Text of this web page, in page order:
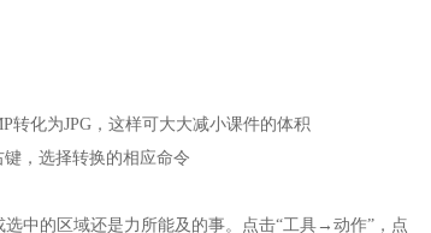
转化为JPG，这样可大大减小课件的体积
，选择转换的相应命令
选中的区域还是力所能及的事。点击“工具→动作”，点